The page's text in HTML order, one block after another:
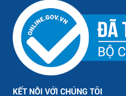
KẾT NỖI VỚI CHÚNG TÔI